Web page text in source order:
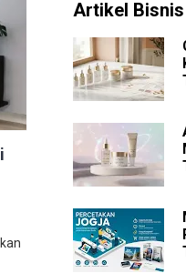
Artikel